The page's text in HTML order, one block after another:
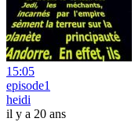
15:05
episode1
heidi
il y a 20 ans